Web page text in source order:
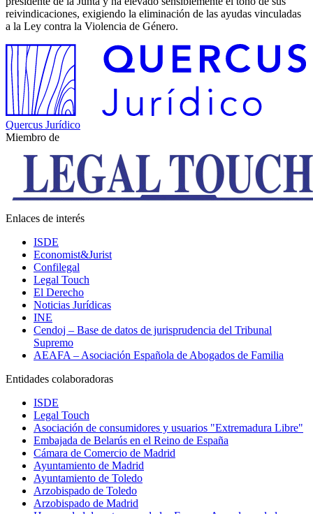
reivindicaciones, exigiendo la eliminación de las ayudas vinculadas
a la Ley contra la Violencia de Género.
Quercus Jurídico
Miembro de
Enlaces de interés
ISDE
Economist&Jurist
Confilegal
Legal Touch
El Derecho
Noticias Jurídicas
INE
Cendoj – Base de datos de jurisprudencia del Tribunal
Supremo
AEAFA – Asociación Española de Abogados de Familia
Entidades colaboradoras
ISDE
Legal Touch
Asociación de consumidores y usuarios "Extremadura Libre"
Embajada de Belarús en el Reino de España
Cámara de Comercio de Madrid
Ayuntamiento de Madrid
Ayuntamiento de Toledo
Arzobispado de Toledo
Arzobispado de Madrid